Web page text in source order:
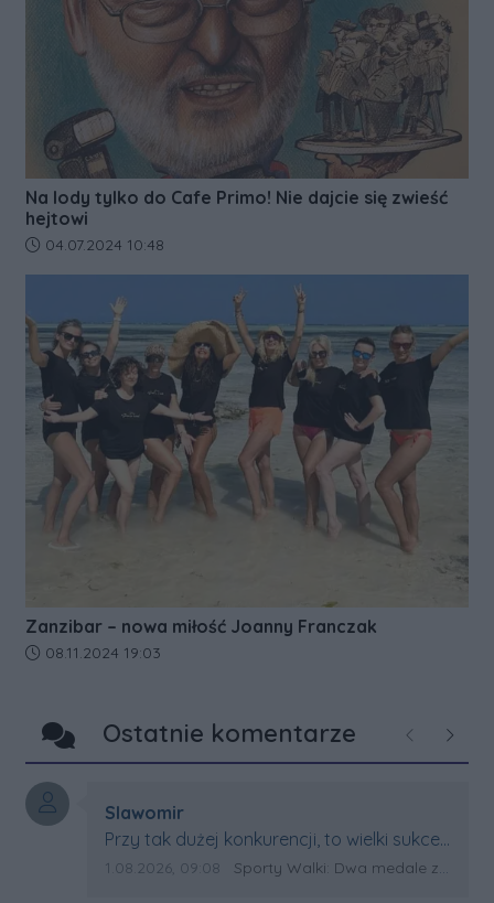
Na lody tylko do Cafe Primo! Nie dajcie się zwieść
hejtowi
Data dodania artykułu:
04.07.2024 10:48
Zanzibar – nowa miłość Joanny Franczak
Data dodania artykułu:
08.11.2024 19:03
Ostatnie komentarze Poprzednie
Autor komentarza:
Slawomir
Treść komentarza:
Przy tak dużej konkurencji, to wielki sukces
Artura. Gratulacje !
Data dodania komentarza:
1.08.2026, 09:08 Źródło komentarza:
Sporty Walki: Dwa medale za oceanem